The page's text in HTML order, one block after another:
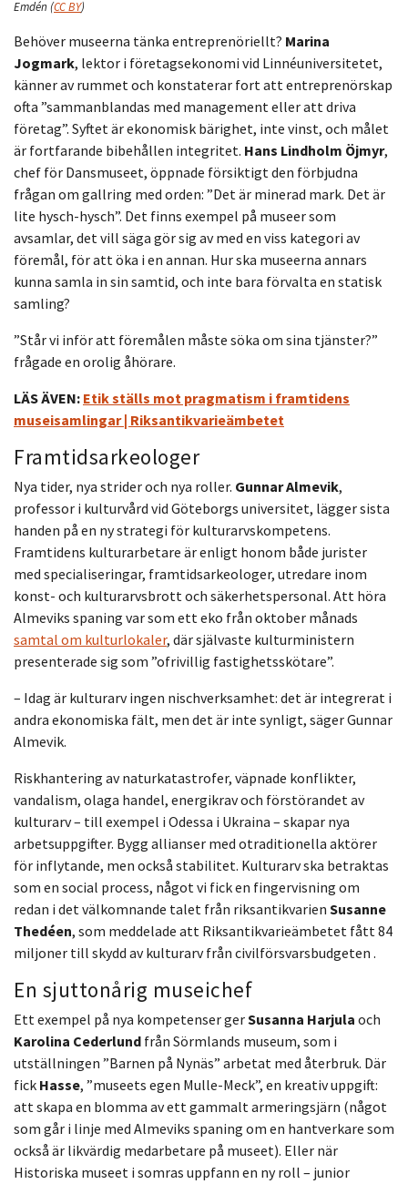
Emdén (CC BY)
Behöver museerna tänka entreprenöriellt? Marina
Jogmark, lektor i företagsekonomi vid Linnéuniversitetet,
känner av rummet och konstaterar fort att entreprenörskap
ofta ”sammanblandas med management eller att driva
företag”. Syftet är ekonomisk bärighet, inte vinst, och målet
är fortfarande bibehållen integritet. Hans Lindholm Öjmyr,
chef för Dansmuseet, öppnade försiktigt den förbjudna
frågan om gallring med orden: ”Det är minerad mark. Det är
lite hysch-hysch”. Det finns exempel på museer som
avsamlar, det vill säga gör sig av med en viss kategori av
föremål, för att öka i en annan. Hur ska museerna annars
kunna samla in sin samtid, och inte bara förvalta en statisk
samling?
”Står vi inför att föremålen måste söka om sina tjänster?”
frågade en orolig åhörare.
LÄS ÄVEN: Etik ställs mot pragmatism i framtidens
museisamlingar | Riksantikvarieämbetet
Framtidsarkeologer
Nya tider, nya strider och nya roller. Gunnar Almevik,
professor i kulturvård vid Göteborgs universitet, lägger sista
handen på en ny strategi för kulturarvskompetens.
Framtidens kulturarbetare är enligt honom både jurister
med specialiseringar, framtidsarkeologer, utredare inom
konst- och kulturarvsbrott och säkerhetspersonal. Att höra
Almeviks spaning var som ett eko från oktober månads
samtal om kulturlokaler, där självaste kulturministern
presenterade sig som ”ofrivillig fastighetsskötare”.
– Idag är kulturarv ingen nischverksamhet: det är integrerat i
andra ekonomiska fält, men det är inte synligt, säger Gunnar
Almevik.
Riskhantering av naturkatastrofer, väpnade konflikter,
vandalism, olaga handel, energikrav och förstörandet av
kulturarv – till exempel i Odessa i Ukraina – skapar nya
arbetsuppgifter. Bygg allianser med otraditionella aktörer
för inflytande, men också stabilitet. Kulturarv ska betraktas
som en social process, något vi fick en fingervisning om
redan i det välkomnande talet från riksantikvarien Susanne
Thedéen, som meddelade att Riksantikvarieämbetet fått 84
miljoner till skydd av kulturarv från civilförsvarsbudgeten .
En sjuttonårig museichef
Ett exempel på nya kompetenser gerSusanna Harjula och
Karolina Cederlund från Sörmlands museum, som i
utställningen ”Barnen på Nynäs” arbetat med återbruk. Där
fick Hasse, ”museets egen Mulle-Meck”, en kreativ uppgift:
att skapa en blomma av ett gammalt armeringsjärn (något
som går i linje med Almeviks spaning om en hantverkare som
också är likvärdig medarbetare på museet). Eller när
Historiska museet i somras uppfann en ny roll – junior